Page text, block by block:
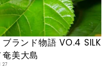
ランド物語 VO.4 SILK
美大島
27